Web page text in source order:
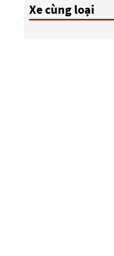
Xe cùng loại